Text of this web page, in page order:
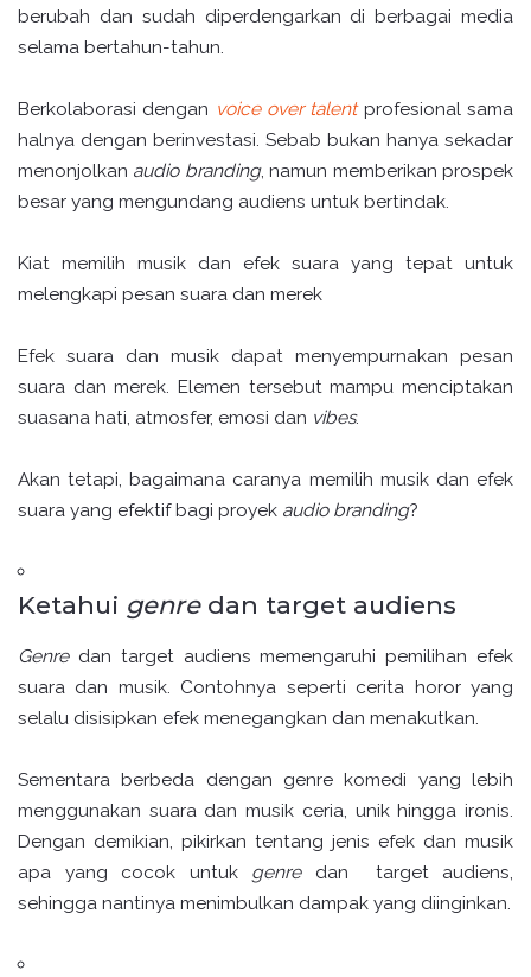
berubah dan sudah diperdengarkan di berbagai media
selama bertahun-tahun.
Berkolaborasi dengan voice over talent profesional sama
halnya dengan berinvestasi. Sebab bukan hanya sekadar
menonjolkan audio branding, namun memberikan prospek
besar yang mengundang audiens untuk bertindak.
Kiat memilih musik dan efek suara yang tepat untuk
melengkapi pesan suara dan merek
Efek suara dan musik dapat menyempurnakan pesan
suara dan merek. Elemen tersebut mampu menciptakan
suasana hati, atmosfer, emosi dan vibes.
Akan tetapi, bagaimana caranya memilih musik dan efek
suara yang efektif bagi proyek audio branding?
Ketahui genre dan target audiens
Genre dan target audiens memengaruhi pemilihan efek
suara dan musik. Contohnya seperti cerita horor yang
selalu disisipkan efek menegangkan dan menakutkan.
Sementara berbeda dengan genre komedi yang lebih
menggunakan suara dan musik ceria, unik hingga ironis.
Dengan demikian, pikirkan tentang jenis efek dan musik
apa yang cocok untuk genre dan target audiens,
sehingga nantinya menimbulkan dampak yang diinginkan.